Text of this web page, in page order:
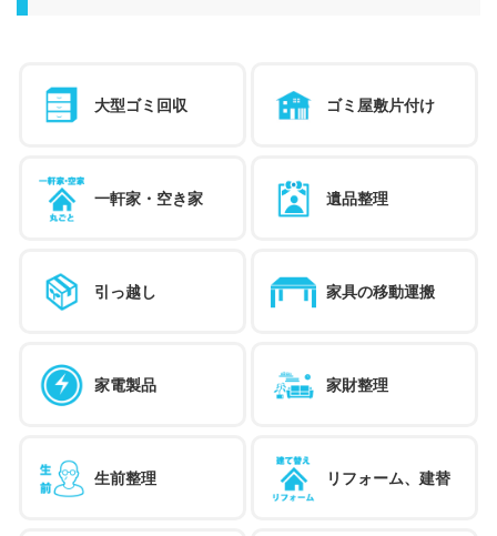
大型ゴミ回収 ゴミ屋敷片付け
一軒家・空き家 遺品整理
引っ越し 家具の移動運搬
家電製品 家財整理
生前整理 リフォーム、建替